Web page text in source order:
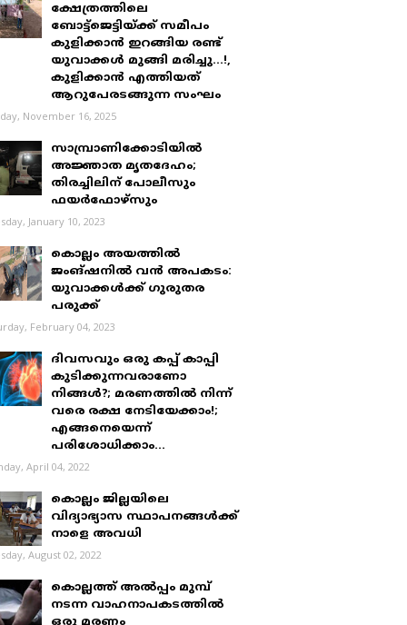
ക്ഷേത്രത്തിലെ
ബോട്ട്ജെട്ടിയ്ക്ക് സമീപം
കുളിക്കാൻ ഇറങ്ങിയ രണ്ട്
യുവാക്കൾ മുങ്ങി മരിച്ചു...!,
കുളിക്കാൻ എത്തിയത്
ആറുപേരടങ്ങുന്ന സംഘം
November 16, 2025
സാമ്പ്രാണിക്കോടിയിൽ
അജ്ഞാത മൃതദേഹം;
തിരച്ചിലിന് പോലീസും
ഫയർഫോഴ്‌സും
January 10, 2023
കൊല്ലം അയത്തിൽ
ജംങ്ഷനിൽ വൻ അപകടം:
യുവാക്കൾക്ക് ഗുരുതര
പരുക്ക്
February 04, 2023
ദിവസവും ഒരു കപ്പ് കാപ്പി
കുടിക്കുന്നവരാണോ
നിങ്ങൾ?; മരണത്തിൽ നിന്ന്
വരെ രക്ഷ നേടിയേക്കാം!;
എങ്ങനെയെന്ന്
പരിശോധിക്കാം...
April 04, 2022
കൊല്ലം ജില്ലയിലെ
വിദ്യാഭ്യാസ സ്ഥാപനങ്ങൾക്ക്
നാളെ അവധി
August 02, 2022
കൊല്ലത്ത് അൽപ്പം മുമ്പ്
നടന്ന വാഹനാപകടത്തിൽ